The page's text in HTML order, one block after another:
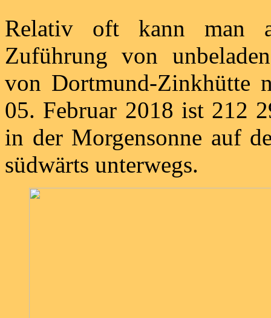
Relativ oft kann man
Zuführung von
von Dortmund-Zinkhütte
05. Februar 2018 ist 212
in der Morgensonne auf
südwärts unterwegs.